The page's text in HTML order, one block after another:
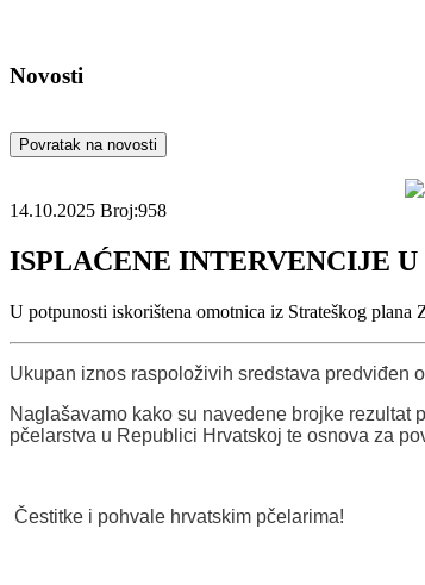
Novosti
Povratak na novosti
14.10.2025 Broj:958
ISPLAĆENE INTERVENCIJE
U potpunosti iskorištena omotnica iz Strateškog
Ukupan iznos raspoloživih sredstava predviđen
Naglašavamo kako su navedene brojke
pčelarstva u Republici Hrvatskoj te osnova za
Čestitke i pohvale hrvatskim pčelarima!